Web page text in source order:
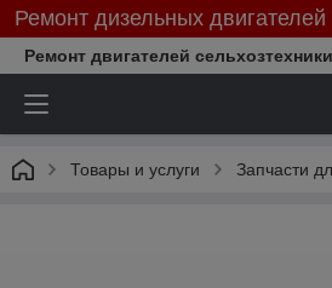
Ремонт дизельных
Ремонт двигателей
Товары и услуги Запчасти